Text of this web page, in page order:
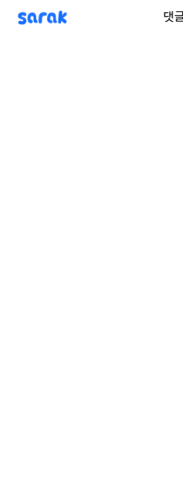
sarak 댓